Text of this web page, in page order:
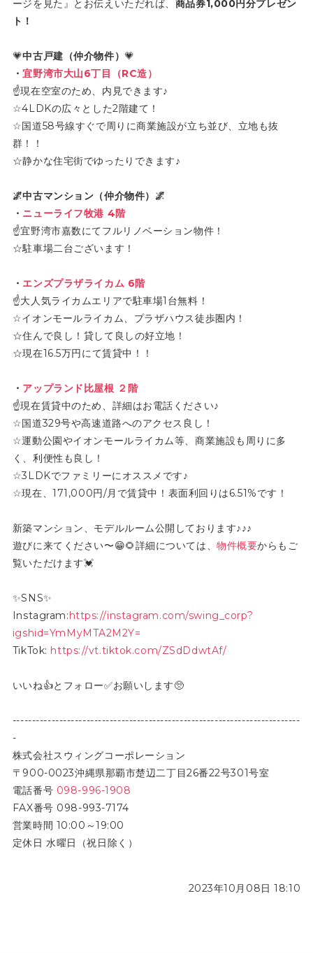
ージを見た』とお伝えいただれば、 商品券1,000円分プレゼン
ト！
💗中古戸建（仲介物件）💗
・宜野湾市大山6丁目（RC造）
☝現在空室のため、内見できます♪
☆4LDKの広々とした2階建て！
☆国道58号線すぐで周りに商業施設が立ち並び、立地も抜
群！！
☆静かな住宅街でゆったりできます♪
🌌中古マンション（仲介物件）🌌
・ ニューライフ牧港 4階
☝宜野湾市嘉数にてフルリノベーション物件！
☆駐車場二台ございます！
・ エンズプラザライカム 6階
☝大人気ライカムエリアで駐車場1台無料！
☆イオンモールライカム、プラザハウス徒歩圏内！
☆住んで良し！貸して良しの好立地！
☆現在16.5万円にて賃貸中！！
・ アップランド比屋根 ２階
☝現在賃貸中のため、詳細はお電話ください♪
☆国道329号や高速道路へのアクセス良し！
☆運動公園やイオンモールライカム等、商業施設も周りに多
く、利便性も良し！
☆3LDKでファミリーにオススメです♪
☆現在、171,000円/月で賃貸中！表面利回りは6.51%です！
新築マンション、モデルルーム公開しております♪♪♪
遊びに来てください〜😁🌻詳細については、物件概要からもご
覧いただけます💓
✨SNS✨
Instagram:https://instagram.com/swing_corp?
igshid=YmMyMTA2M2Y=
TikTok: https://vt.tiktok.com/ZSdDdwtAf/
いいね👍とフォロー✅お願いします🥺
--------------------------------------------------------------------------
-
株式会社スウィングコーポレーション
〒900-0023沖縄県那覇市楚辺二丁目26番22号301号室
電話番号 098-996-1908
FAX番号 098-993-7174
営業時間 10:00～19:00
定休日 水曜日（祝日除く）
2023年10月08日 18:10